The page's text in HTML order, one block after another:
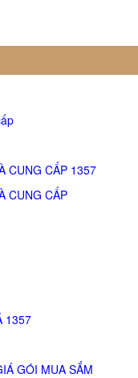
CUNG CẤP 1357
CUNG CẤP
1357
GÓI MUA SẮM